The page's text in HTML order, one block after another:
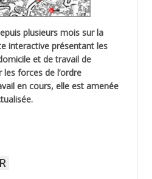
plusieurs mois sur la
interactive présentant les
et de travail de
forces de l’ordre
en cours, elle est amenée